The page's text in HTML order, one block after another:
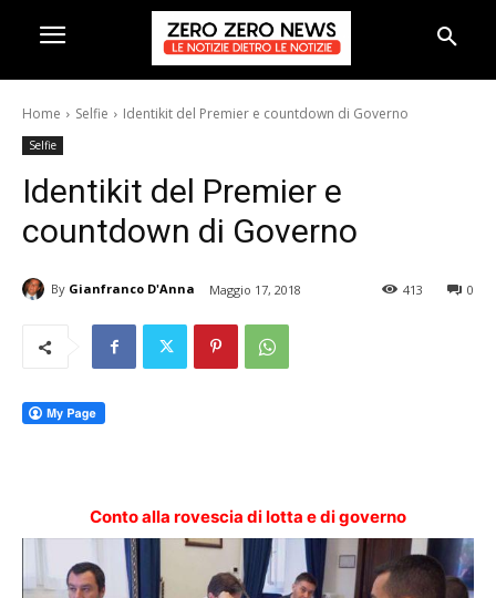
Home Selfie Identikit del Premier e countdown di Governo
Selfie
Identikit del Premier e
countdown di Governo
By Gianfranco D'Anna Maggio 17, 2018 0
413
Conto alla rovescia di lotta e di governo